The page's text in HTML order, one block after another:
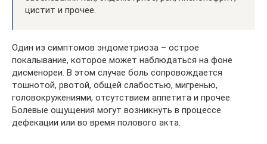
цистит и прочее.
Один из симптомов эндометриоза – острое
покалывание, которое может наблюдаться на фоне
дисменореи. В этом случае боль сопровождается
тошнотой, рвотой, общей слабостью, мигренью,
головокружениями, отсутствием аппетита и прочее.
Болевые ощущения могут возникнуть в процессе
дефекации или во время полового акта.